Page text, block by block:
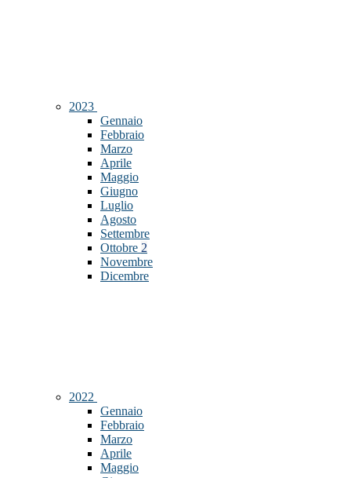
2023
Gennaio
Febbraio
Marzo
Aprile
Maggio
Giugno
Luglio
Agosto
Settembre
Ottobre 2
Novembre
Dicembre
2022
Gennaio
Febbraio
Marzo
Aprile
Maggio